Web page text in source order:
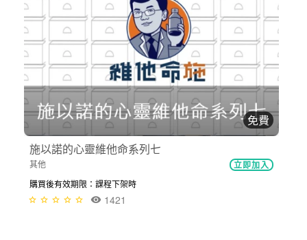
免費
施以諾的心靈維他命系列七
其他 立即加入
購買後有效期限：課程下架時
1421